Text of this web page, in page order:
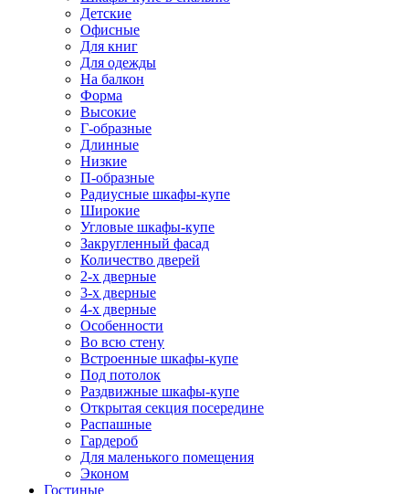
Детские
Офисные
Для книг
Для одежды
На балкон
Форма
Высокие
Г-образные
Длинные
Низкие
П-образные
Радиусные шкафы-купе
Широкие
Угловые шкафы-купе
Закругленный фасад
Количество дверей
2-х дверные
3-х дверные
4-х дверные
Особенности
Во всю стену
Встроенные шкафы-купе
Под потолок
Раздвижные шкафы-купе
Открытая секция посередине
Распашные
Гардероб
Для маленького помещения
Эконом
Гостиные